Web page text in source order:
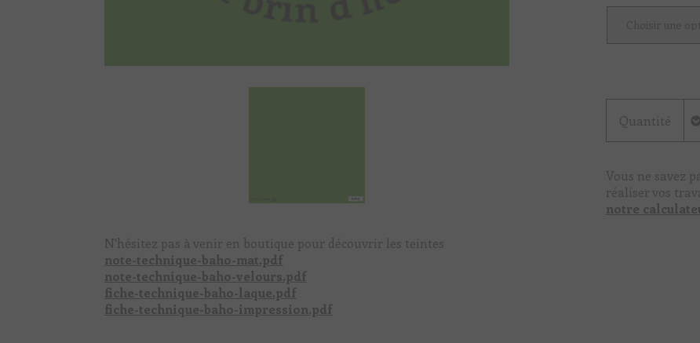
N'hésitez pas à venir en boutique pour découvrir les teintes
note-technique-baho-mat.pdf
note-technique-baho-velours.pdf
fiche-technique-baho-laque.pdf
fiche-technique-baho-impression.pdf
Quantité
Vous ne savez
réaliser vos
notre